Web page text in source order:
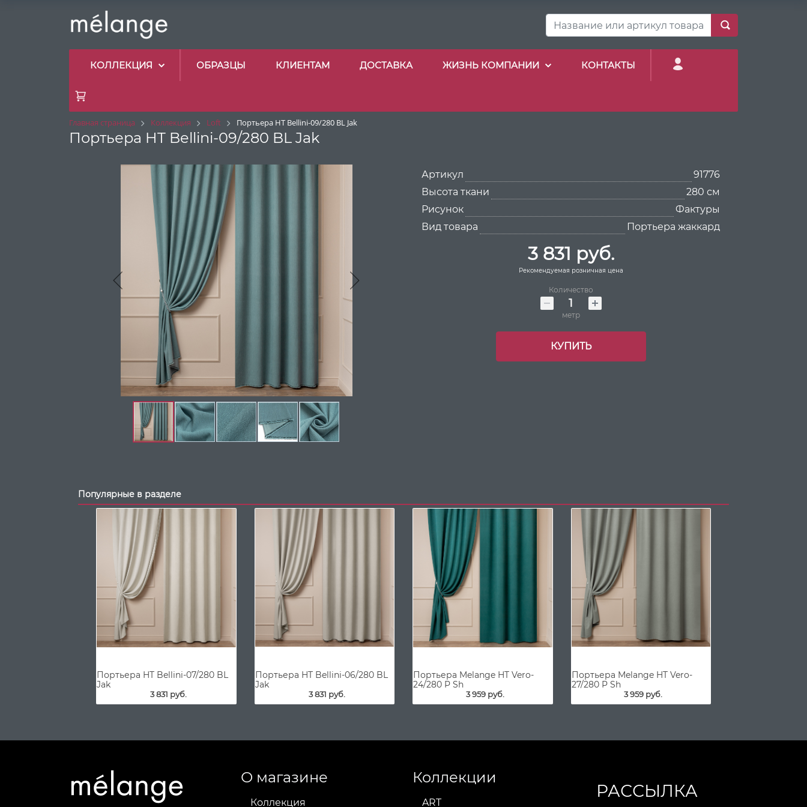
КОЛЛЕКЦИЯ ОБРАЗЦЫ КЛИЕНТАМ ДОСТАВКА ЖИЗНЬ КОМПАНИИ КОНТАКТЫ
Главная страница Коллекция Loft Портьера HT Bellini-09/280 BL Jak
Портьера HT Bellini-09/280 BL Jak
Артикул
91776
Высота ткани
280 см
Рисунок
Фактуры
Вид товара
Портьера жаккард
3 831 руб.
Рекомендуемая розничная цена
Количество
метр
КУПИТЬ
Популярные в разделе
Портьера HT Bellini-07/280 BL
Jak
3 831 руб.
Портьера HT Bellini-06/280 BL
Jak
3 831 руб.
Портьера Melange HT Vero-
24/280 P Sh
3 959 руб.
Портьера Melange HT Vero-
27/280 P Sh
3 959 руб.
О магазине
Коллекция
Коллекции
ART
РАССЫЛКА